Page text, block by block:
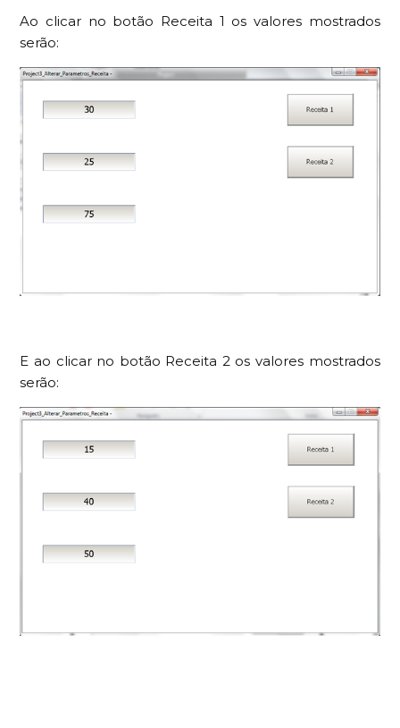
Ao clicar no botão Receita 1 os valores mostrados
serão:
E ao clicar no botão Receita 2 os valores mostrados
serão: